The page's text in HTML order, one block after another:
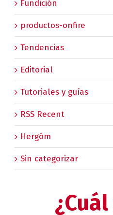
Fundición
productos-onfire
Tendencias
Editorial
Tutoriales y guías
RSS Recent
Hergóm
Sin categorizar